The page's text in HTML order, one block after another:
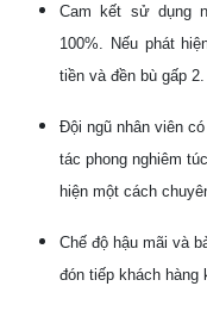
Cam kết sử dụng
100%. Nếu phát
tiền và đền bù gấp 2.
Đội ngũ nhân viên
tác phong nghiêm
hiện một cách
Chế độ hậu mãi và
đón tiếp khách hàng